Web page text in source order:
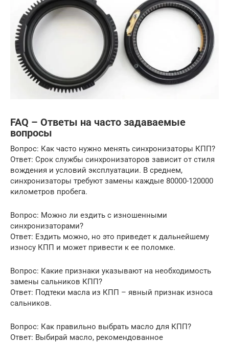
FAQ – Ответы на часто задаваемые
вопросы
Вопрос: Как часто нужно менять синхронизаторы КПП?
Ответ: Срок службы синхронизаторов зависит от стиля
вождения и условий эксплуатации. В среднем,
синхронизаторы требуют замены каждые 80000-120000
километров пробега.
Вопрос: Можно ли ездить с изношенными
синхронизаторами?
Ответ: Ездить можно, но это приведет к дальнейшему
износу КПП и может привести к ее поломке.
Вопрос: Какие признаки указывают на необходимость
замены сальников КПП?
Ответ: Подтеки масла из КПП – явный признак износа
сальников.
Вопрос: Как правильно выбрать масло для КПП?
Ответ: Выбирай масло, рекомендованное